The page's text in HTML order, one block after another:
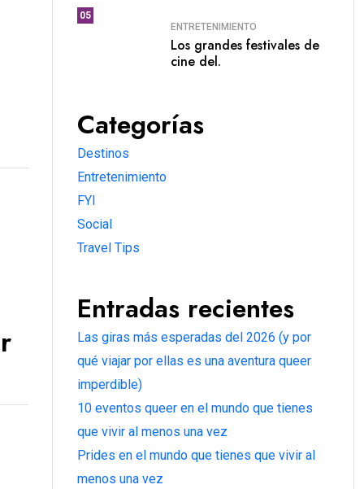
05
ENTRETENIMIENTO
Los grandes festivales de
cine del.
Categorías
Destinos
Entretenimiento
FYI
Social
Travel Tips
Entradas recientes
Las giras más esperadas del 2026 (y por
qué viajar por ellas es una aventura queer
imperdible)
10 eventos queer en el mundo que tienes
que vivir al menos una vez
Prides en el mundo que tienes que vivir al
menos una vez